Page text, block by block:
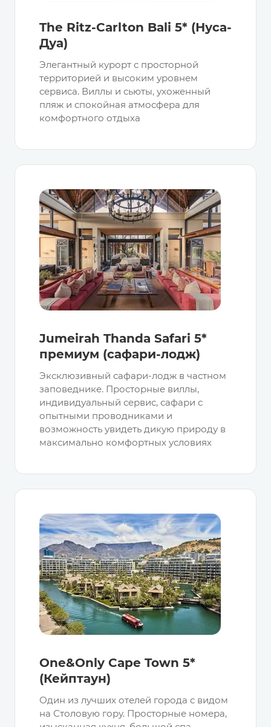
The Ritz-Carlton Bali 5* (Нуса-
Дуа)
Элегантный курорт с просторной
территорией и высоким уровнем
сервиса. Виллы и сьюты, ухоженный
пляж и спокойная атмосфера для
комфортного отдыха
Jumeirah Thanda Safari 5*
премиум (сафари-лодж)
Эксклюзивный сафари-лодж в частном
заповеднике. Просторные виллы,
индивидуальный сервис, сафари с
опытными проводниками и
возможность увидеть дикую природу в
максимально комфортных условиях
One&Only Cape Town 5*
(Кейптаун)
Один из лучших отелей города с видом
на Столовую гору. Просторные номера,